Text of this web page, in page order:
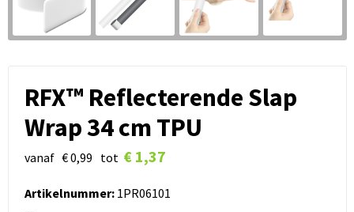
RFX™ Reflecterende Slap
Wrap 34 cm TPU
vanaf € 0,99 tot € 1,37
Artikelnummer:1PR06101